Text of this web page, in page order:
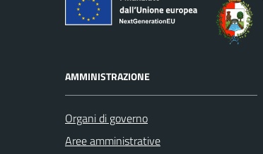
AMMINISTRAZIONE
Organi di governo
Aree amministrative